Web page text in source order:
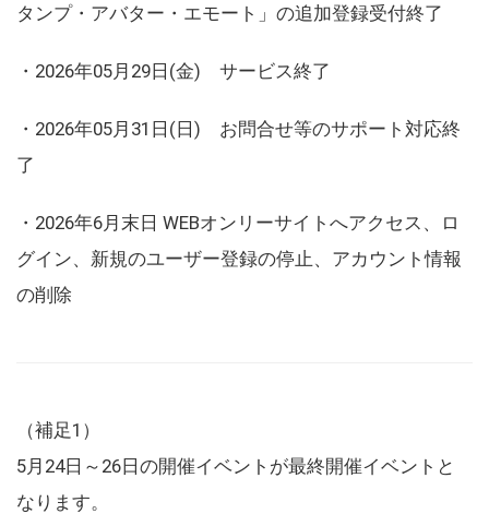
タンプ・アバター・エモート」の追加登録受付終了
・2026年05月29日(金) サービス終了
・2026年05月31日(日) お問合せ等のサポート対応終
了
・2026年6月末日 WEBオンリーサイトへアクセス、ロ
グイン、新規のユーザー登録の停止、アカウント情報
の削除
（補足1）
5月24日～26日の開催イベントが最終開催イベントと
なります。